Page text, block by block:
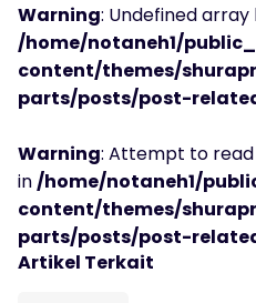
Warning: Undefined array
/home/notaneh1/
content/themes/
parts/posts/post-
Warning: Attempt to
in /home/notaneh1/
content/themes/
parts/posts/post-
Artikel Terkait